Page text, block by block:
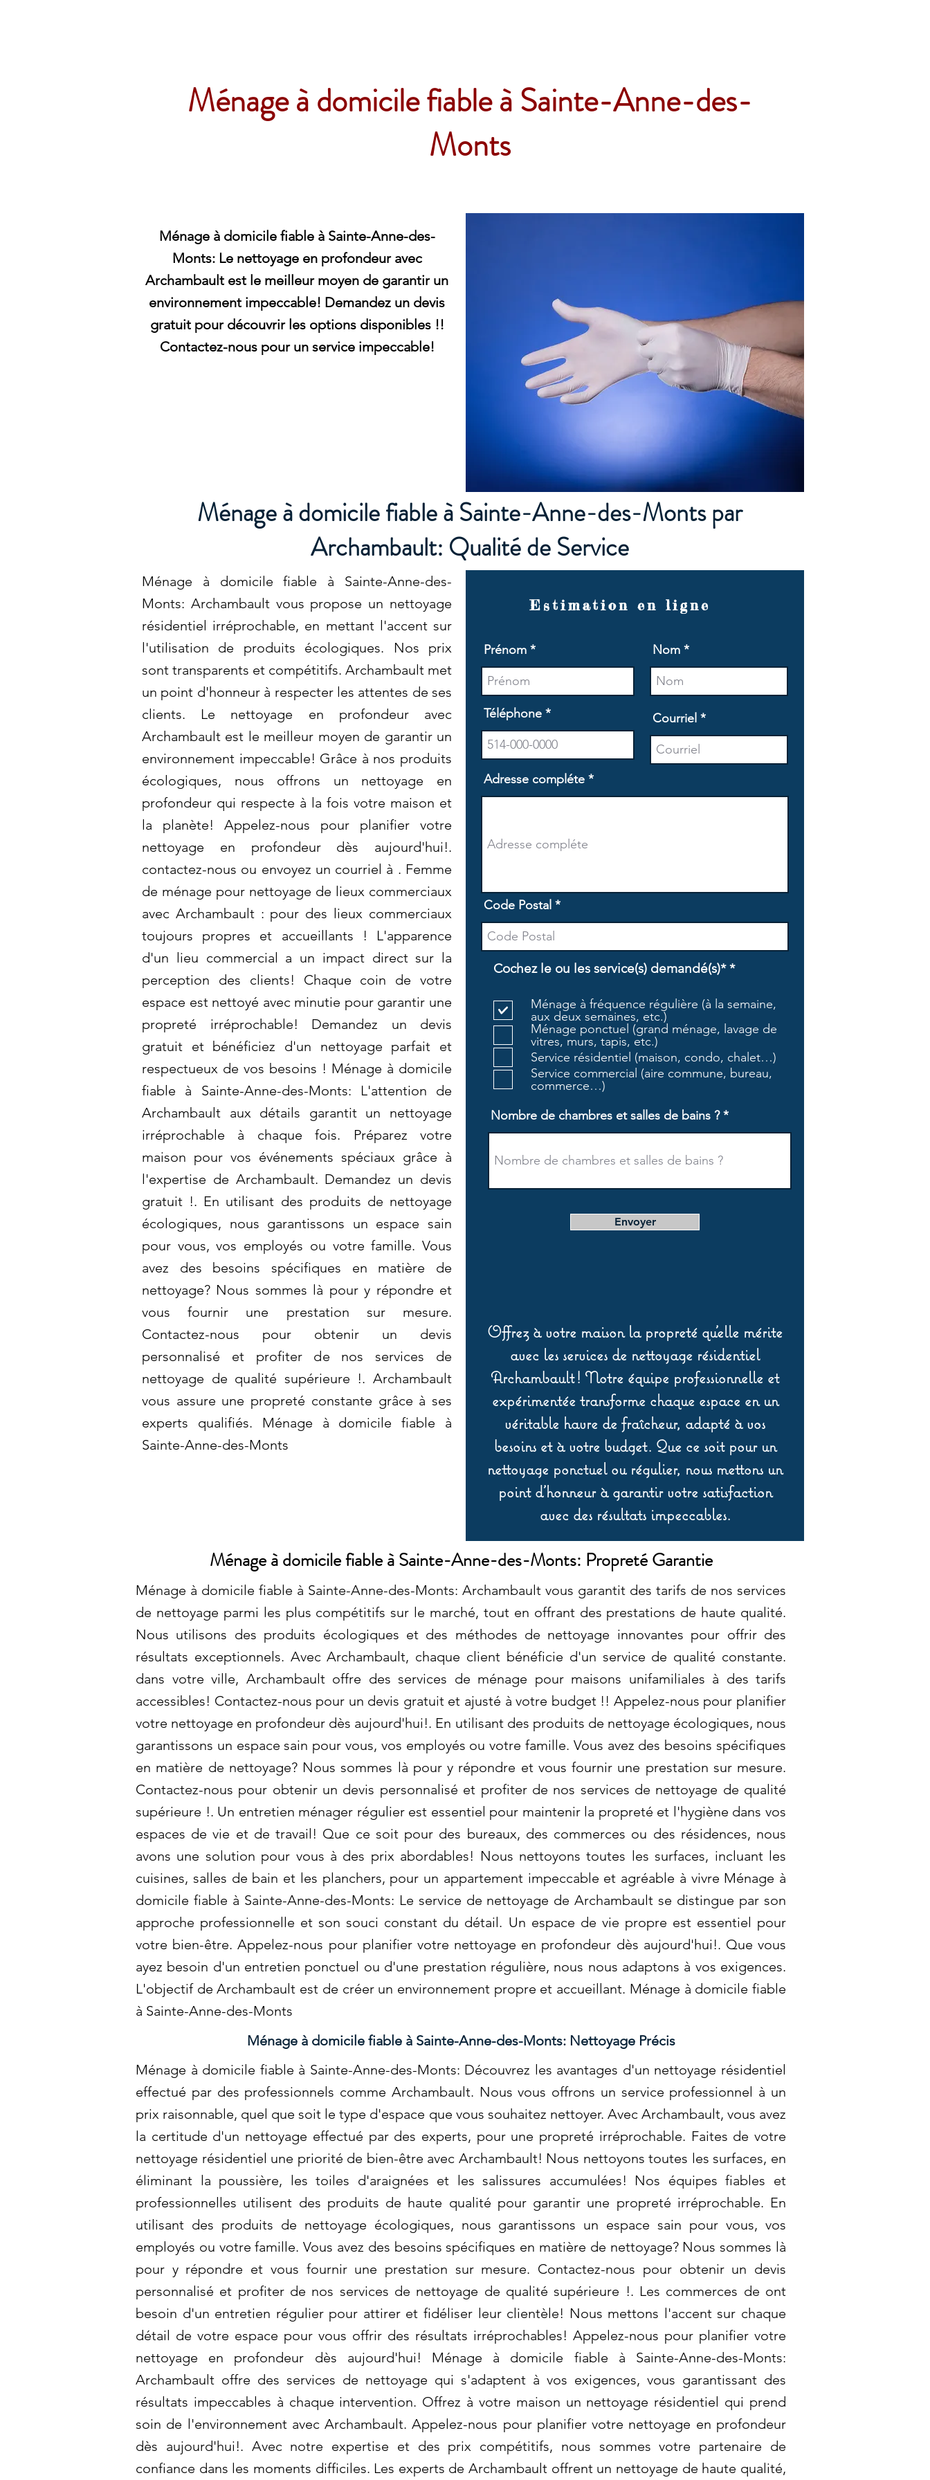
Ménage à domicile fiable à Sainte-Anne-des-
Monts
Ménage à domicile fiable à Sainte-Anne-des-
Monts: Le nettoyage en profondeur avec
Archambault est le meilleur moyen de garantir un
environnement impeccable! Demandez un devis
gratuit pour découvrir les options disponibles !!
Contactez-nous pour un service impeccable!
Ménage à domicile fiable à Sainte-Anne-des-Monts par
Archambault: Qualité de Service
Ménage à domicile fiable à Sainte-Anne-des-
Monts: Archambault vous propose un nettoyage
résidentiel irréprochable, en mettant l'accent sur
l'utilisation de produits écologiques. Nos prix
sont transparents et compétitifs. Archambault met
un point d'honneur à respecter les attentes de ses
clients. Le nettoyage en profondeur avec
Archambault est le meilleur moyen de garantir un
environnement impeccable! Grâce à nos produits
écologiques, nous offrons un nettoyage en
profondeur qui respecte à la fois votre maison et
la planète! Appelez-nous pour planifier votre
nettoyage en profondeur dès aujourd'hui!.
contactez-nous ou envoyez un courriel à . Femme
de ménage pour nettoyage de lieux commerciaux
avec Archambault : pour des lieux commerciaux
toujours propres et accueillants ! L'apparence
d'un lieu commercial a un impact direct sur la
perception des clients! Chaque coin de votre
espace est nettoyé avec minutie pour garantir une
propreté irréprochable! Demandez un devis
gratuit et bénéficiez d'un nettoyage parfait et
respectueux de vos besoins ! Ménage à domicile
fiable à Sainte-Anne-des-Monts: L'attention de
Archambault aux détails garantit un nettoyage
irréprochable à chaque fois. Préparez votre
maison pour vos événements spéciaux grâce à
l'expertise de Archambault. Demandez un devis
gratuit !. En utilisant des produits de nettoyage
écologiques, nous garantissons un espace sain
pour vous, vos employés ou votre famille. Vous
avez des besoins spécifiques en matière de
nettoyage? Nous sommes là pour y répondre et
vous fournir une prestation sur mesure.
Contactez-nous pour obtenir un devis
personnalisé et profiter de nos services de
nettoyage de qualité supérieure !. Archambault
vous assure une propreté constante grâce à ses
experts qualifiés. Ménage à domicile fiable à
Sainte-Anne-des-Monts
Estimation en ligne
Prénom Nom
Téléphone Courriel
Adresse compléte
Code Postal
Cochez le ou les service(s) demandé(s)* *O
i
a
o
i
Ménage à fréquence régulière (à la semaine,
aux deux semaines, etc.)
Ménage ponctuel (grand ménage, lavage de
vitres, murs, tapis, etc.)
Service résidentiel (maison, condo, chalet…)
Service commercial (aire commune, bureau,
commerce…)
Nombre de chambres et salles de bains ?
Envoyer
Offrez à votre maison la propreté qu’elle mérite
avec les services de nettoyage résidentiel
Archambault ! Notre équipe professionnelle et
expérimentée transforme chaque espace en un
véritable havre de fraîcheur, adapté à vos
besoins et à votre budget. Que ce soit pour un
nettoyage ponctuel ou régulier, nous mettons un
point d’honneur à garantir votre satisfaction
avec des résultats impeccables.
Ménage à domicile fiable à Sainte-Anne-des-Monts: Propreté Garantie
Ménage à domicile fiable à Sainte-Anne-des-Monts: Archambault vous garantit des tarifs de nos services
de nettoyage parmi les plus compétitifs sur le marché, tout en offrant des prestations de haute qualité.
Nous utilisons des produits écologiques et des méthodes de nettoyage innovantes pour offrir des
résultats exceptionnels. Avec Archambault, chaque client bénéficie d'un service de qualité constante.
dans votre ville, Archambault offre des services de ménage pour maisons unifamiliales à des tarifs
accessibles! Contactez-nous pour un devis gratuit et ajusté à votre budget !! Appelez-nous pour planifier
votre nettoyage en profondeur dès aujourd'hui!. En utilisant des produits de nettoyage écologiques, nous
garantissons un espace sain pour vous, vos employés ou votre famille. Vous avez des besoins spécifiques
en matière de nettoyage? Nous sommes là pour y répondre et vous fournir une prestation sur mesure.
Contactez-nous pour obtenir un devis personnalisé et profiter de nos services de nettoyage de qualité
supérieure !. Un entretien ménager régulier est essentiel pour maintenir la propreté et l'hygiène dans vos
espaces de vie et de travail! Que ce soit pour des bureaux, des commerces ou des résidences, nous
avons une solution pour vous à des prix abordables! Nous nettoyons toutes les surfaces, incluant les
cuisines, salles de bain et les planchers, pour un appartement impeccable et agréable à vivre Ménage à
domicile fiable à Sainte-Anne-des-Monts: Le service de nettoyage de Archambault se distingue par son
approche professionnelle et son souci constant du détail. Un espace de vie propre est essentiel pour
votre bien-être. Appelez-nous pour planifier votre nettoyage en profondeur dès aujourd'hui!. Que vous
ayez besoin d'un entretien ponctuel ou d'une prestation régulière, nous nous adaptons à vos exigences.
L'objectif de Archambault est de créer un environnement propre et accueillant. Ménage à domicile fiable
à Sainte-Anne-des-Monts
Ménage à domicile fiable à Sainte-Anne-des-Monts: Nettoyage Précis
Ménage à domicile fiable à Sainte-Anne-des-Monts: Découvrez les avantages d'un nettoyage résidentiel
effectué par des professionnels comme Archambault. Nous vous offrons un service professionnel à un
prix raisonnable, quel que soit le type d'espace que vous souhaitez nettoyer. Avec Archambault, vous avez
la certitude d'un nettoyage effectué par des experts, pour une propreté irréprochable. Faites de votre
nettoyage résidentiel une priorité de bien-être avec Archambault! Nous nettoyons toutes les surfaces, en
éliminant la poussière, les toiles d'araignées et les salissures accumulées! Nos équipes fiables et
professionnelles utilisent des produits de haute qualité pour garantir une propreté irréprochable. En
utilisant des produits de nettoyage écologiques, nous garantissons un espace sain pour vous, vos
employés ou votre famille. Vous avez des besoins spécifiques en matière de nettoyage? Nous sommes là
pour y répondre et vous fournir une prestation sur mesure. Contactez-nous pour obtenir un devis
personnalisé et profiter de nos services de nettoyage de qualité supérieure !. Les commerces de ont
besoin d'un entretien régulier pour attirer et fidéliser leur clientèle! Nous mettons l'accent sur chaque
détail de votre espace pour vous offrir des résultats irréprochables! Appelez-nous pour planifier votre
nettoyage en profondeur dès aujourd'hui! Ménage à domicile fiable à Sainte-Anne-des-Monts:
Archambault offre des services de nettoyage qui s'adaptent à vos exigences, vous garantissant des
résultats impeccables à chaque intervention. Offrez à votre maison un nettoyage résidentiel qui prend
soin de l'environnement avec Archambault. Appelez-nous pour planifier votre nettoyage en profondeur
dès aujourd'hui!. Avec notre expertise et des prix compétitifs, nous sommes votre partenaire de
confiance dans les moments difficiles. Les experts de Archambault offrent un nettoyage de haute qualité,